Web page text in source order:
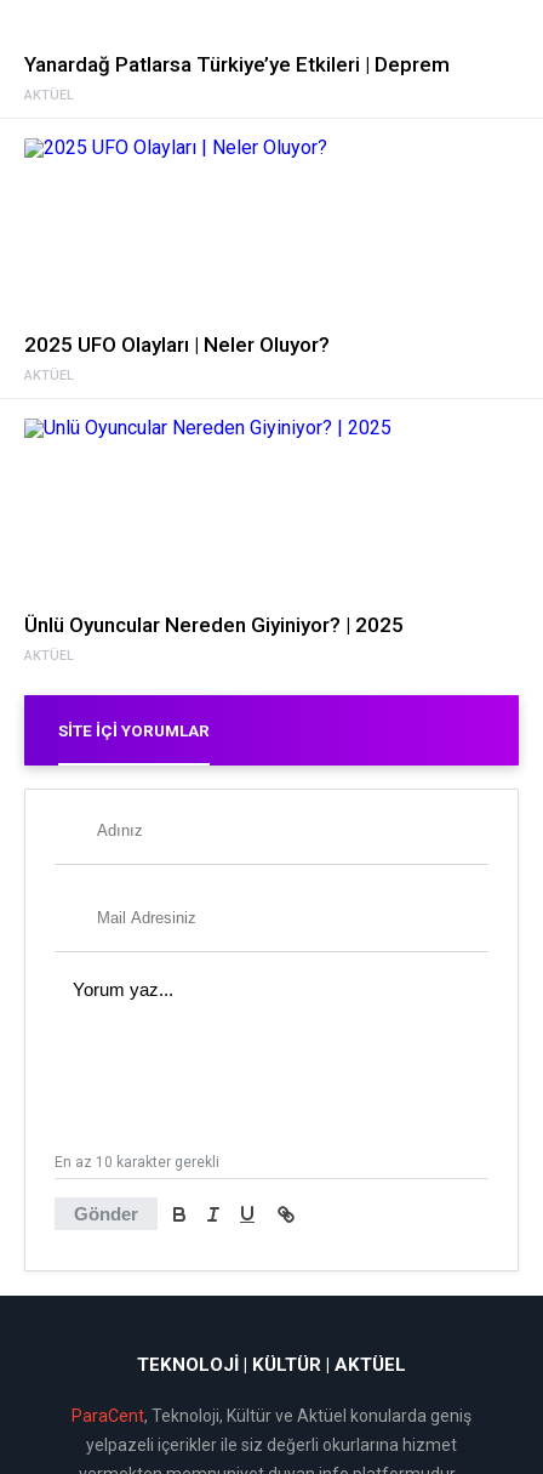
AKTÜEL
Yanardağ Patlarsa Türkiye’ye Etkileri | Deprem
AKTÜEL
2025 UFO Olayları | Neler Oluyor?
AKTÜEL
Ünlü Oyuncular Nereden Giyiniyor? | 2025
SITE İÇI YORUMLAR
Gönder
En az 10 karakter gerekli
TEKNOLOJI | KÜLTÜR | AKTÜEL
ParaCent, Teknoloji, Kültür ve Aktüel konularda geniş
yelpazeli içerikler ile siz değerli okurlarına hizmet